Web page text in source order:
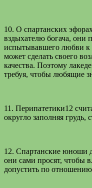
10. О спартанских
вздыхателю богача, они
испытывавшего любви к
может сделать своего
качества. Поэтому
требуя, чтобы любящие
11. Перипатетики12
округло заполняя
12. Спартанские юноши
они сами просят, чтобы
допустить по